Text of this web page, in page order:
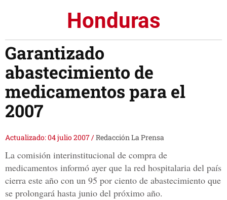
Honduras
Garantizado
abastecimiento de
medicamentos para el
2007
Actualizado: 04 julio 2007/Redacción La Prensa
La comisión interinstitucional de compra de
medicamentos informó ayer que la red hospitalaria del país
cierra este año con un 95 por ciento de abastecimiento que
se prolongará hasta junio del próximo año.